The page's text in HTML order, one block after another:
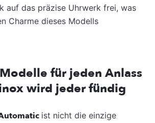
auf das präzise Uhrwerk frei, was
Charme dieses Modells
für jeden Anlass
wird jeder fündig
ist nicht die einzige